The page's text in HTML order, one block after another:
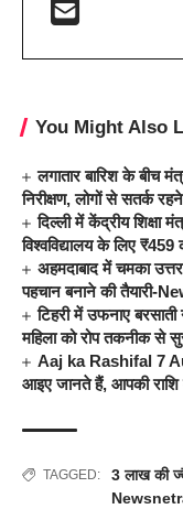
You Might Also
लगातार बारिश के बीच
निरीक्षण, लोगों से सतर्क
दिल्ली में केंद्रीय शिक्षा
विश्वविद्यालय के लिए
अहमदाबाद में चमका
पहचान बनाने की तैयारी-
टिहरी में उफनाए
महिला को रोप तकनीक से
Aaj ka Rashifal 7
आइए जानते हैं, आपकी
TAGGED:
3 लाख की